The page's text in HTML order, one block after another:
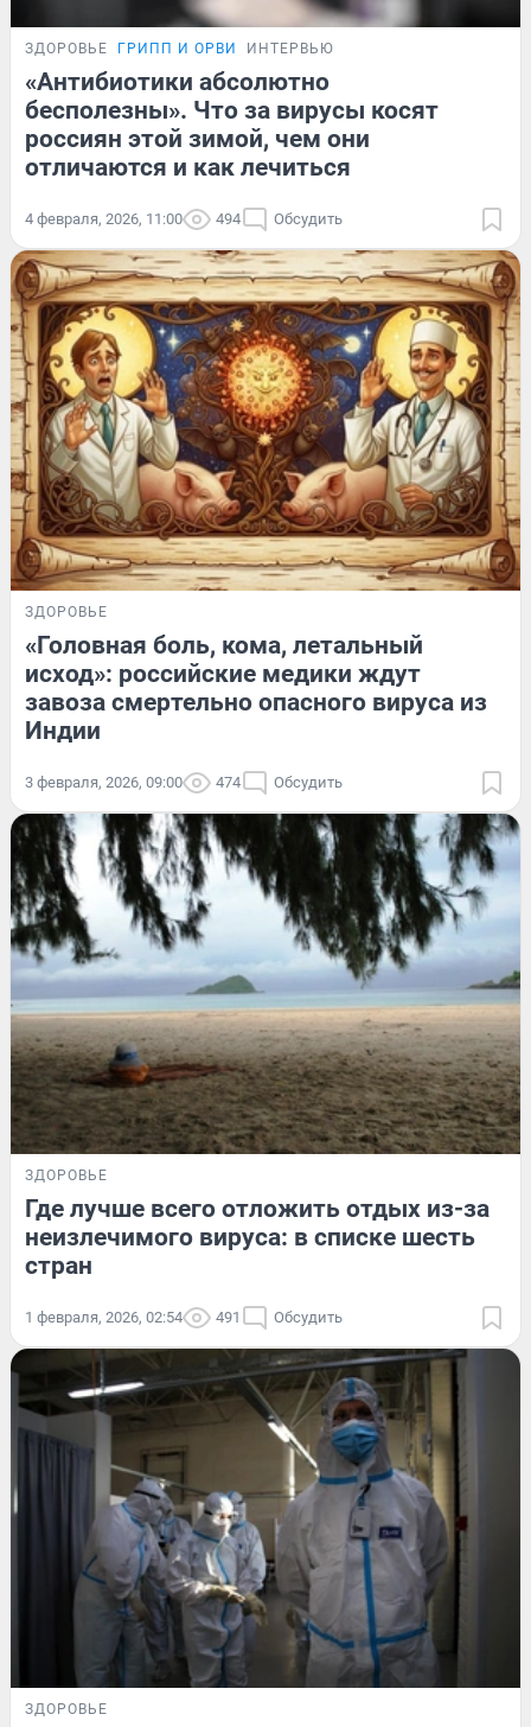
ЗДОРОВЬЕ ГРИПП И ОРВИ ИНТЕРВЬЮ
«Антибиотики абсолютно
бесполезны». Что за вирусы косят
россиян этой зимой, чем они
отличаются и как лечиться
4 февраля, 2026, 11:00 494 Обсудить
ЗДОРОВЬЕ
«Головная боль, кома, летальный
исход»: российские медики ждут
завоза смертельно опасного вируса из
Индии
3 февраля, 2026, 09:00 474 Обсудить
ЗДОРОВЬЕ
Где лучше всего отложить отдых из-за
неизлечимого вируса: в списке шесть
стран
1 февраля, 2026, 02:54 491 Обсудить
ЗДОРОВЬЕ